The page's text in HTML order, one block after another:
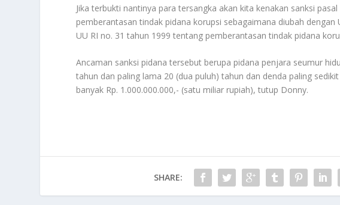
Jika terbukti nantinya para tersangka akan kita kenakan sanksi
pemberantasan tindak pidana korupsi sebagaimana diubah
UU RI no. 31 tahun 1999 tentang pemberantasan tindak pidana
Ancaman sanksi pidana tersebut berupa pidana penjara seumur
tahun dan paling lama 20 (dua puluh) tahun dan denda paling
banyak Rp. 1.000.000.000,- (satu miliar rupiah), tutup Donny.
SHARE: